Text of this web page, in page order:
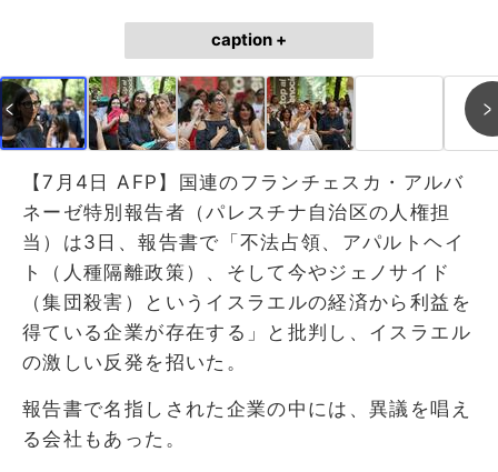
caption +
【7月4日 AFP】国連のフランチェスカ・アルバ
ネーゼ特別報告者（パレスチナ自治区の人権担
当）は3日、報告書で「不法占領、アパルトヘイ
ト（人種隔離政策）、そして今やジェノサイド
（集団殺害）というイスラエルの経済から利益を
得ている企業が存在する」と批判し、イスラエル
の激しい反発を招いた。
報告書で名指しされた企業の中には、異議を唱え
る会社もあった。